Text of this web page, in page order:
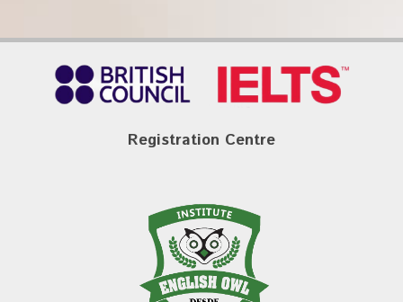
Registration Centre